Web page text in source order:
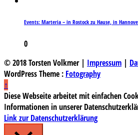
Events: Marteria – in Rostock zu Hause, in
0
© 2018 Torsten Volkmer | Impressum |
WordPress Theme : Fotography
↑
Diese Webseite arbeitet mit einfachen
Informationen in unserer
Link zur Datenschutzerklärung